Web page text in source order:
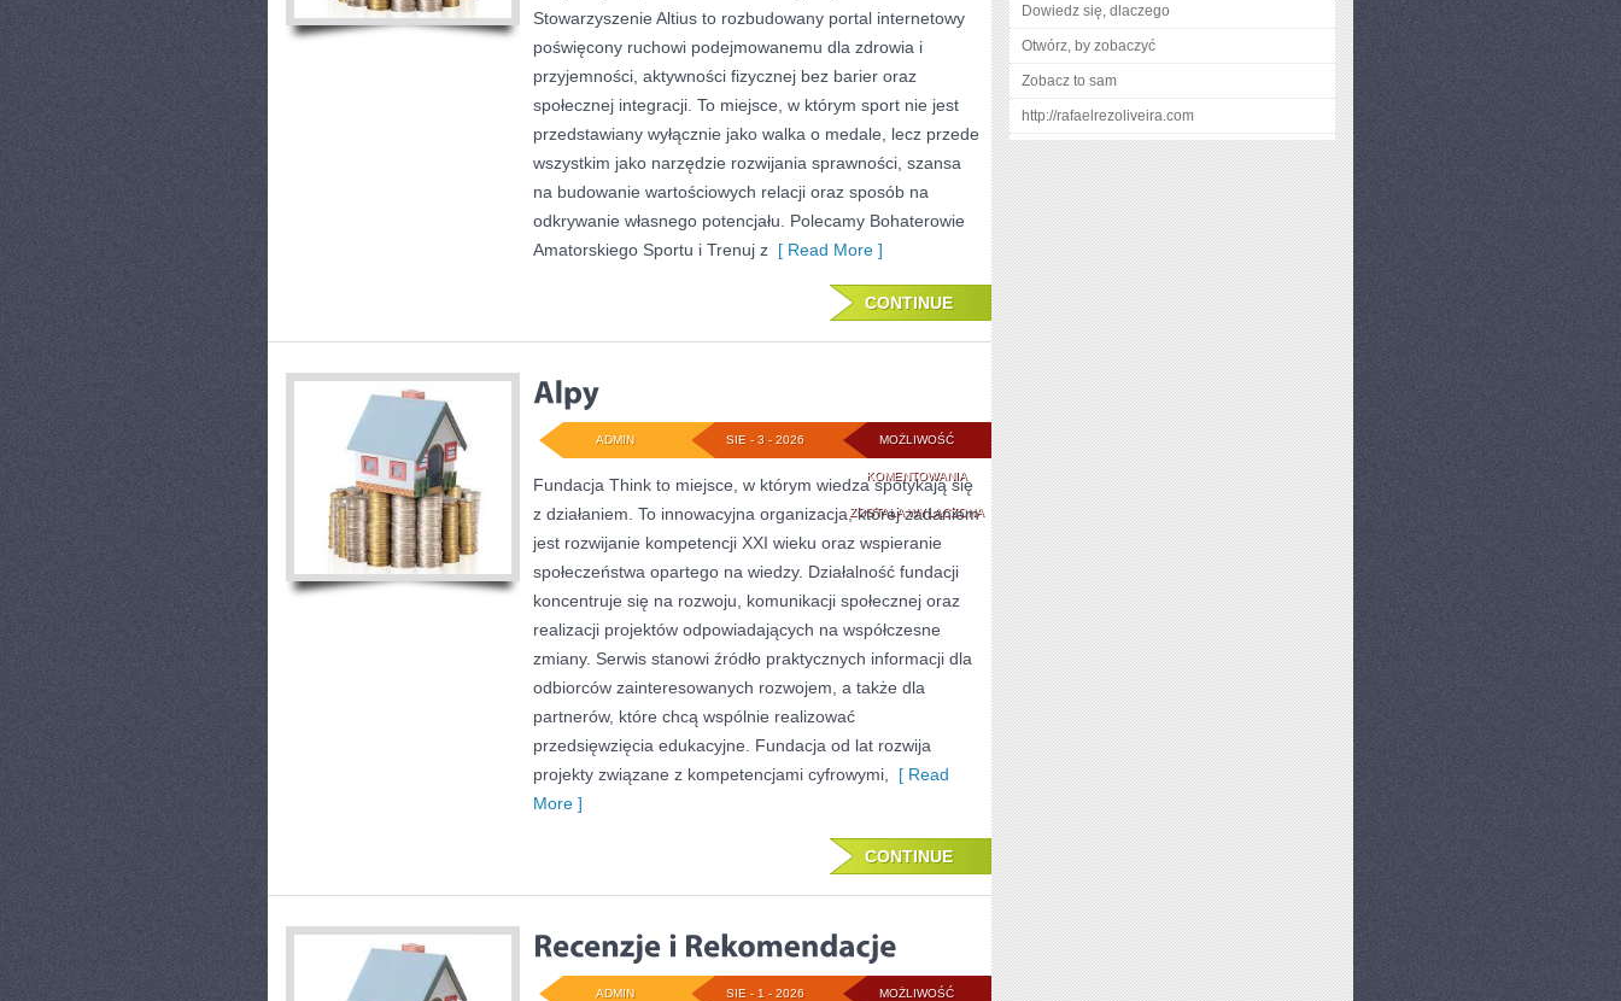
SPORTU
Stowarzyszenie Altius to rozbudowany portal internetowy
poświęcony ruchowi podejmowanemu dla zdrowia i
przyjemności, aktywności fizycznej bez barier oraz
społecznej integracji. To miejsce, w którym sport nie jest
przedstawiany wyłącznie jako walka o medale, lecz przede
wszystkim jako narzędzie rozwijania sprawności, szansa
na budowanie wartościowych relacji oraz sposób na
odkrywanie własnego potencjału. Polecamy Bohaterowie
Amatorskiego Sportu i Trenuj z [ Read More ]
CONTINUE
MOŻLIWOŚĆ
KOMENTOWANIAALPY
ZOSTAŁA WYŁĄCZONA
SIE - 3 - 2026
ADMIN
Fundacja Think to miejsce, w którym wiedza spotykają się
z działaniem. To innowacyjna organizacja, której zadaniem
jest rozwijanie kompetencji XXI wieku oraz wspieranie
społeczeństwa opartego na wiedzy. Działalność fundacji
koncentruje się na rozwoju, komunikacji społecznej oraz
realizacji projektów odpowiadających na współczesne
zmiany. Serwis stanowi źródło praktycznych informacji dla
odbiorców zainteresowanych rozwojem, a także dla
partnerów, które chcą wspólnie realizować
przedsięwzięcia edukacyjne. Fundacja od lat rozwija
projekty związane z kompetencjami cyfrowymi,
[ Read
More ]
CONTINUE
MOŻLIWOŚĆ
SIE - 1 - 2026
ADMIN
Dowiedz się, dlaczego
Otwórz, by zobaczyć
Zobacz to sam
http://rafaelrezoliveira.com